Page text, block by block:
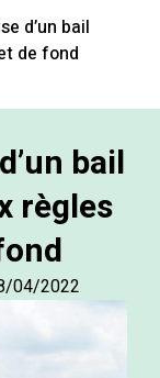
d’un bail
de fond
bail
règles
04/2022